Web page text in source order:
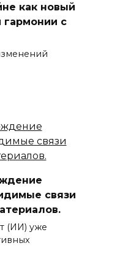
как новый
гармонии с
связи
(ИИ) уже